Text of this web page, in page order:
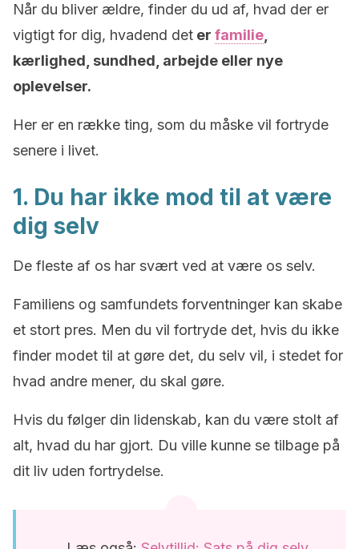
Når du bliver ældre, finder du ud af, hvad der er
vigtigt for dig, hvadend det er familie
kærlighed, sundhed, arbejde eller nye
oplevelser.
Her er en række ting, som du måske vil fortryde
senere i livet.
1. Du har ikke mod til at være
dig selv
De fleste af os har svært ved at være os selv.
Familiens og samfundets forventninger kan skabe
et stort pres. Men du vil fortryde det, hvis du ikke
finder modet til at gøre det, du selv vil, i stedet for
hvad andre mener, du skal gøre.
Hvis du følger din lidenskab, kan du være stolt af
alt, hvad du har gjort. Du ville kunne se tilbage på
dit liv uden fortrydelse.